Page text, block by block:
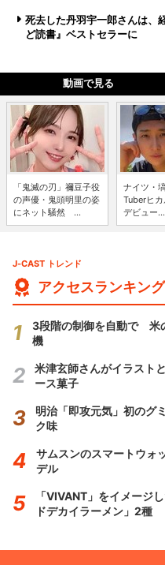
死去した丹羽宇一郎さんは
ど読書』ベストセラーに
動画で見る
「鬼滅の刃」禰豆子役
の声優・鬼頭明里の姿
にネット騒然 ...
ナイツ・
Tuberヒ
デビュー...
J-CAST トレンド
アクセスランキング
3段階の制御を自動で 米
機
米津玄師さんがイラスト
ース菓子
明治「即攻元気」初の
ク味
サムスンのスマートウ
デル
「VIVANT」をイメージ
ドデカイラーメン」2種